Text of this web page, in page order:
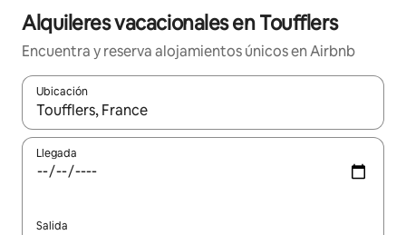
Alquileres vacacionales en Toufflers
Encuentra y reserva alojamientos únicos en Airbnb
Ubicación
Cuando los resultados estén disponibles, navega con las
Llegada
Salida